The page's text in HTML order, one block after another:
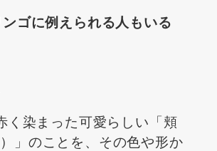
ゴに例えられる人もいる
く染まった可愛らしい「頬
）」のことを、その色や形か